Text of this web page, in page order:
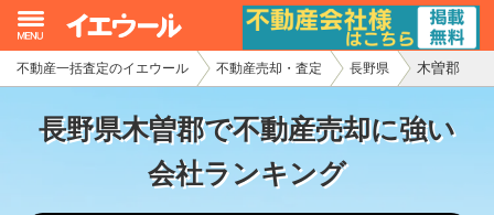
不動産一括査定のイエウール 不動産売却・査定 長野県 木曽郡
長野県木曽郡で不動産売却に強い
会社ランキング
イエウール加盟希望の不動産会社様
初めての方へ